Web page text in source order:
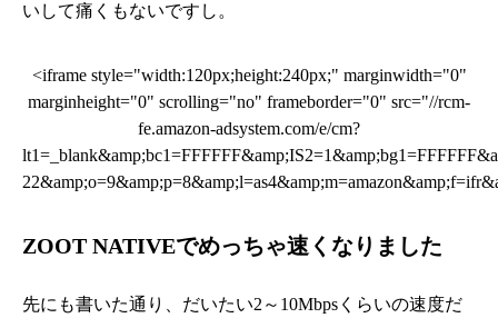
いして痛くもないですし。
<iframe style="width:120px;height:240px;" marginwidth="0"
marginheight="0" scrolling="no" frameborder="0" src="//rcm-
fe.amazon-adsystem.com/e/cm?
ZOOT NATIVEでめっちゃ速くなりました
先にも書いた通り、だいたい2～10Mbpsくらいの速度だ